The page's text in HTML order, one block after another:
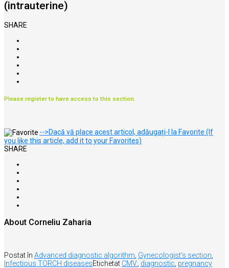
(intrauterine)
SHARE
Please register to have access to this section.
-->Dacă vă place acest articol, adăugați-l la Favorite (If
you like this article, add it to your Favorites)
SHARE
About Corneliu Zaharia
Postat în Advanced diagnostic algorithm Gynecologist's section
Infectious TORCH diseasesEtichetat CMV. diagnostic pregnancy